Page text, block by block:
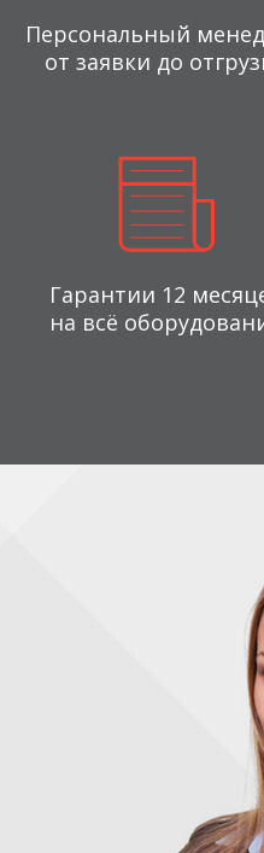
Персональный
от заявки до
Гарантии 12
на всё